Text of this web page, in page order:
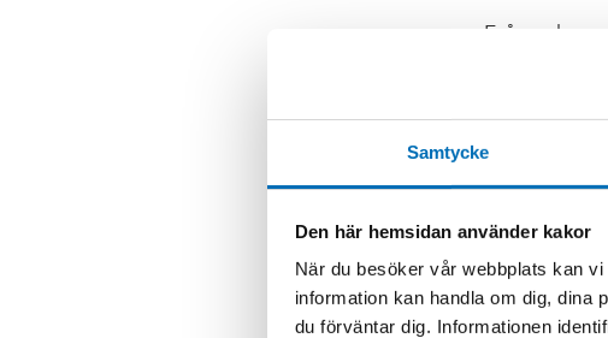
Samtycke
Den här hemsidan använder kakor
När du besöker vår webbplats kan
information kan handla om dig, dina
du förväntar dig. Informationen
Från och
Helsingfors
prägel på
Finland.
I dödsrunan
bredd och
teman.
Bruun